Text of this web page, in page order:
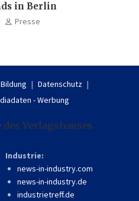
in Berlin
Presse
Datenschutz
- Werbung
Verlagshauses
Industrie:
news-in-industry.com
news-in-industry.de
industrietreff.de